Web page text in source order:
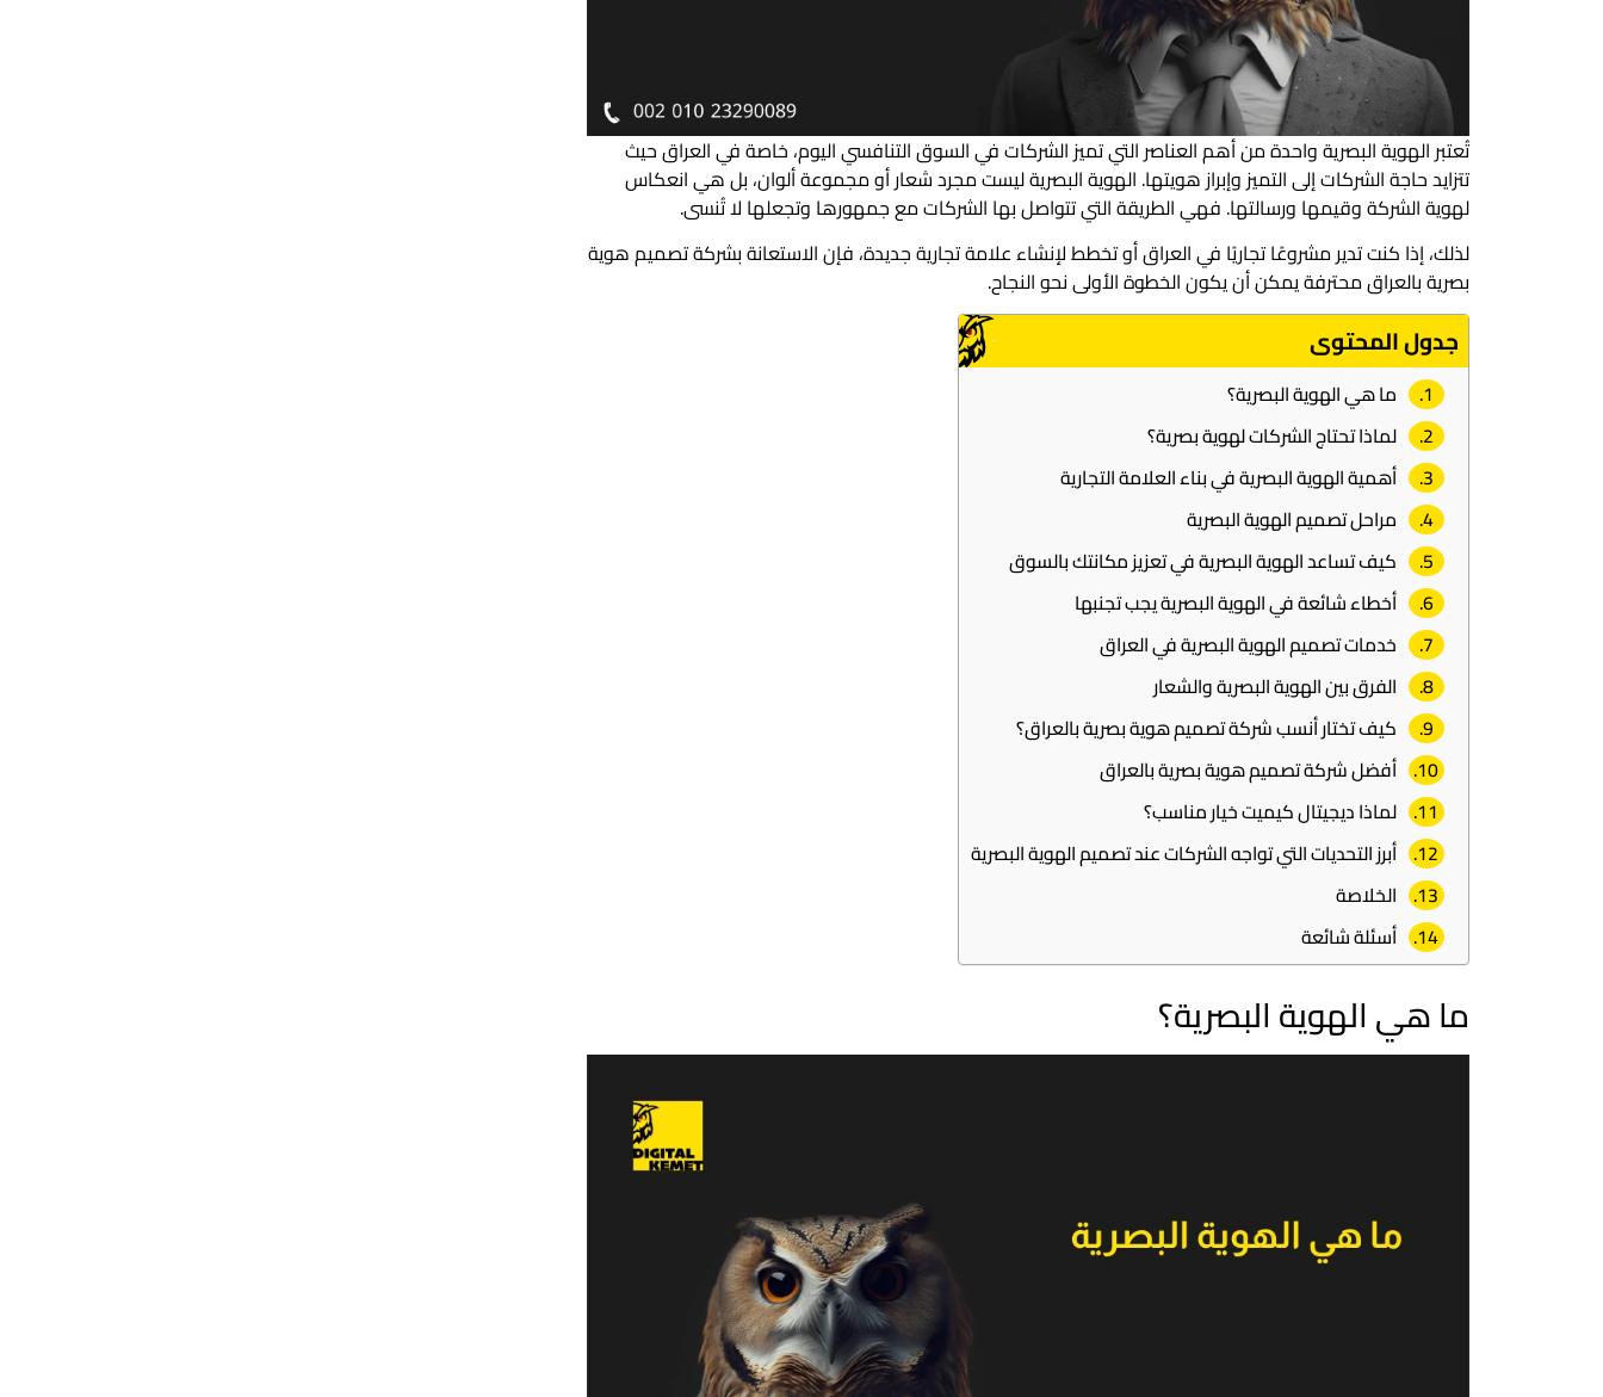
تُعتبر الهوية البصرية واحدة من أهم العناصر التي تميز الشركات في السوق التنافسي اليوم، خاصة في العراق حيث
تتزايد حاجة الشركات إلى التميز وإبراز هويتها. الهوية البصرية ليست مجرد شعار أو مجموعة ألوان، بل هي انعكاس
لهوية الشركة وقيمها ورسالتها. فهي الطريقة التي تتواصل بها الشركات مع جمهورها وتجعلها لا تُنسى.
لذلك، إذا كنت تدير مشروعًا تجاريًا في العراق أو تخطط لإنشاء علامة تجارية جديدة، فإن الاستعانة بشركة تصميم هوية
بصرية بالعراق محترفة يمكن أن يكون الخطوة الأولى نحو النجاح.
جدول المحتوى
ما هي الهوية البصرية؟
لماذا تحتاج الشركات لهوية بصرية؟
أهمية الهوية البصرية في بناء العلامة التجارية
مراحل تصميم الهوية البصرية
كيف تساعد الهوية البصرية في تعزيز مكانتك بالسوق
أخطاء شائعة في الهوية البصرية يجب تجنبها
خدمات تصميم الهوية البصرية في العراق
الفرق بين الهوية البصرية والشعار
كيف تختار أنسب شركة تصميم هوية بصرية بالعراق؟
أفضل شركة تصميم هوية بصرية بالعراق
لماذا ديجيتال كيميت خيار مناسب؟
أبرز التحديات التي تواجه الشركات عند تصميم الهوية البصرية
الخلاصة
أسئلة شائعة
ما هي الهوية البصرية؟